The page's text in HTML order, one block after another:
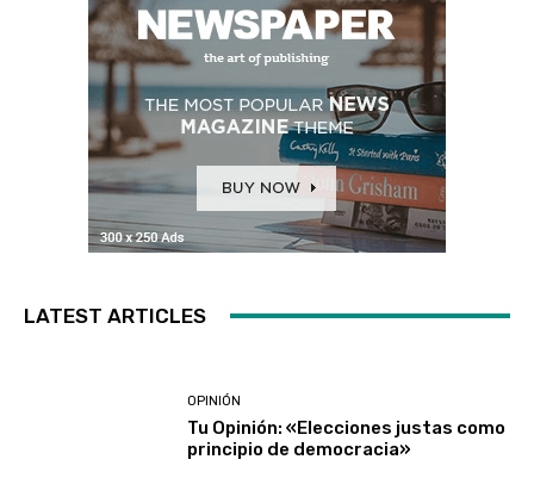
LATEST ARTICLES
OPINIÓN
Tu Opinión: «Elecciones justas como
principio de democracia»